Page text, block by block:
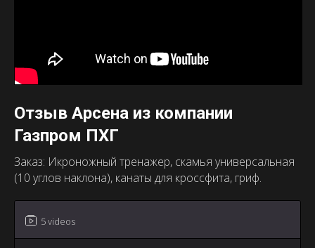
5 videos
Отзыв Арсена из компании
Газпром ПХГ
Заказ: Икроножный тренажер, скамья универсальная
(10 углов наклона), канаты для кроссфита, гриф.